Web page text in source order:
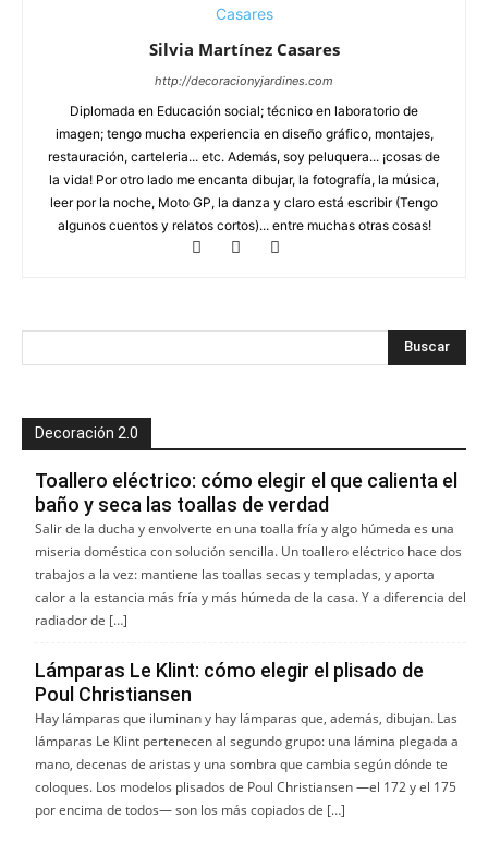
Silvia Martínez Casares
http://decoracionyjardines.com
Diplomada en Educación social; técnico en laboratorio de
imagen; tengo mucha experiencia en diseño gráfico, montajes,
restauración, carteleria... etc. Además, soy peluquera... ¡cosas de
la vida! Por otro lado me encanta dibujar, la fotografía, la música,
leer por la noche, Moto GP, la danza y claro está escribir (Tengo
algunos cuentos y relatos cortos)... entre muchas otras cosas!
Decoración 2.0
Toallero eléctrico: cómo elegir el que calienta el
baño y seca las toallas de verdad
Salir de la ducha y envolverte en una toalla fría y algo húmeda es una
miseria doméstica con solución sencilla. Un toallero eléctrico hace dos
trabajos a la vez: mantiene las toallas secas y templadas, y aporta
calor a la estancia más fría y más húmeda de la casa. Y a diferencia del
radiador de […]
Lámparas Le Klint: cómo elegir el plisado de
Poul Christiansen
Hay lámparas que iluminan y hay lámparas que, además, dibujan. Las
lámparas Le Klint pertenecen al segundo grupo: una lámina plegada a
mano, decenas de aristas y una sombra que cambia según dónde te
coloques. Los modelos plisados de Poul Christiansen —el 172 y el 175
por encima de todos— son los más copiados de […]